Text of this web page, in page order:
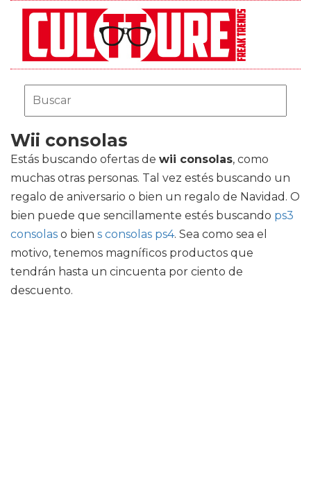
Wii consolas
Estás buscando ofertas de wii consolas, como
muchas otras personas. Tal vez estés buscando un
regalo de aniversario o bien un regalo de Navidad. O
bien puede que sencillamente estés buscando ps3
consolas o bien s consolas ps4. Sea como sea el
motivo, tenemos magníficos productos que
tendrán hasta un cincuenta por ciento de
descuento.